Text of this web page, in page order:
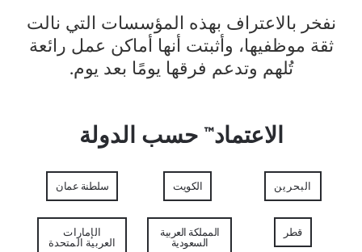
نفخر بالاعتراف بهذه المؤسسات التي نالت
ثقة موظفيها، وأثبتت أنها أماكن عمل رائعة
تُلهم وتدعم فرقها يومًا بعد يوم.
الاعتماد™ حسب الدولة
البحرين الكويت سلطنة عمان
قطر
المملكة العربية
السعودية
الإمارات
العربية المتحدة